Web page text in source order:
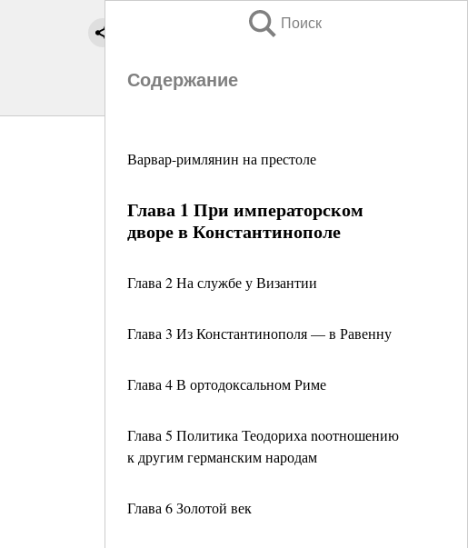
Поиск
Содержание
Варвар-римлянин на престоле
Глава 1 Пpи императорском
дворе в Константинополе
Глава 2 На службе у Византии
Глава 3 Из Константинополя — в Равенну
Глава 4 В ортодоксальном Риме
Глава 5 Политика Теодориха noотношению
к другим германским народам
Глава 6 Золотой век